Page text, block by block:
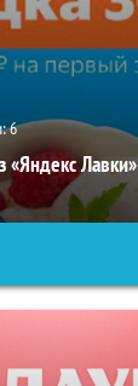
6
«Яндекс Лавки»